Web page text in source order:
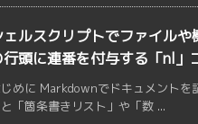
ェルスクリプトでファイルや
行頭に連番を付与する「nl」
めに Markdownでドキュメントを
「箇条書きリスト」や「数 ...